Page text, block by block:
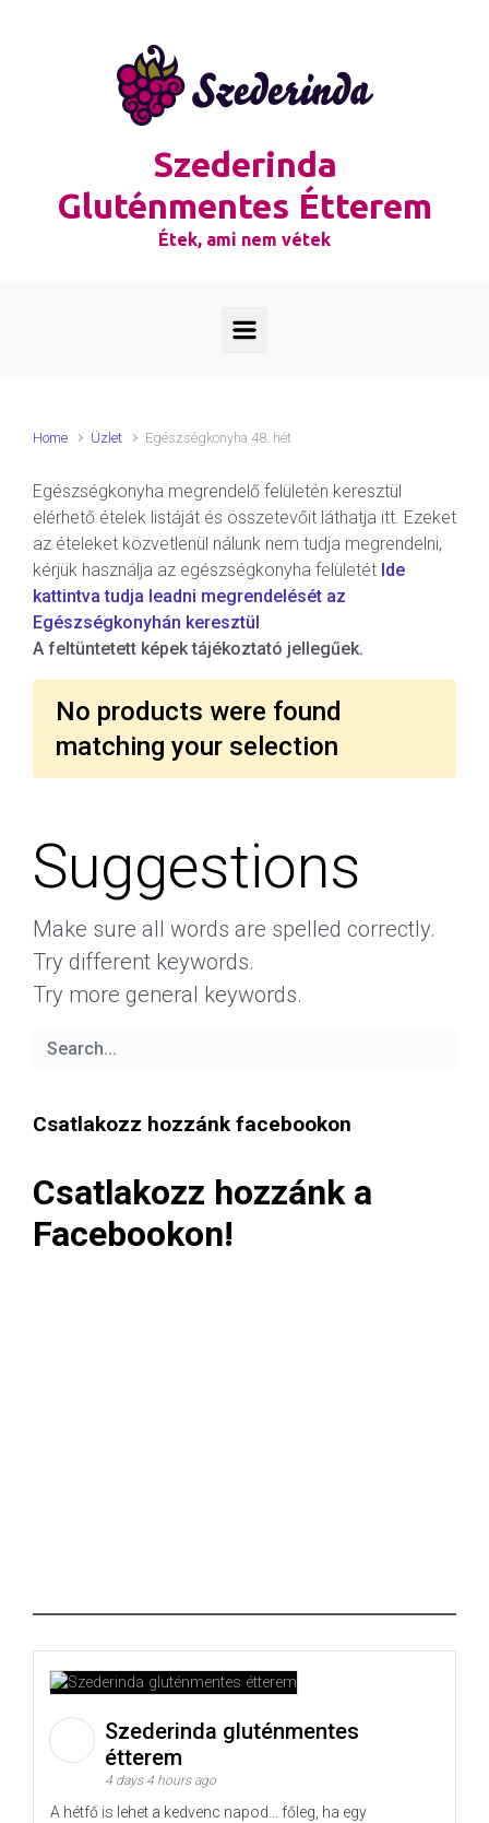
Szederinda
Gluténmentes Étterem
Étek, ami nem vétek
Home Üzlet Egészségkonyha 48. hét
Egészségkonyha megrendelő felületén keresztül
elérhető ételek listáját és összetevőit láthatja itt. Ezeket
az ételeket közvetlenül nálunk nem tudja megrendelni,
kérjük használja az egészségkonyha felületét Ide
kattintva tudja leadni megrendelését az
Egészségkonyhán keresztül
A feltüntetett képek tájékoztató jellegűek.
No products were found
matching your selection
Suggestions
Make sure all words are spelled correctly.
Try different keywords.
Try more general keywords.
Csatlakozz hozzánk facebookon
Csatlakozz hozzánk a
Facebookon!
Szederinda gluténmentes
étterem
4 days 4 hours ago
A hétfő is lehet a kedvenc napod… főleg, ha egy